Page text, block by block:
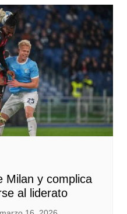
Milan y complica
al liderato